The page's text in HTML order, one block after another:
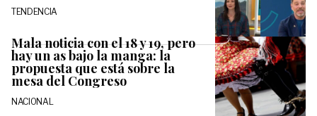
TENDENCIA
Mala noticia con el 18 y 19, pero
hay un as bajo la manga: la
propuesta que está sobre la
mesa del Congreso
NACIONAL